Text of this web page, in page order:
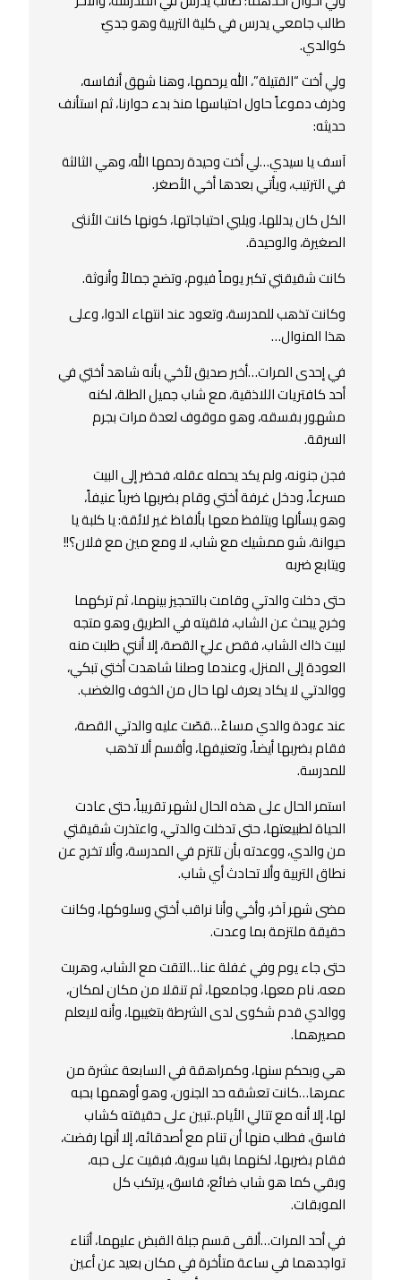
طالب جامعي يدرس في كلية التربية وهو جديّ
كوالدي.
ولي أخت “القتيلة”، الله يرحمها، وهنا شهق أنفاسه،
وذرف دموعاً حاول احتباسها منذ بدء حوارنا، ثم استأنف
حديثه:
آسف يا سيدي…لي أخت وحيدة رحمها الله، وهي الثالثة
في الترتيب، ويأتي بعدها أخي الأصغر.
الكل كان يدللها، ويلبي احتياجاتها، كونها كانت الأنثى
الصغيرة، والوحيدة.
كانت شقيقتي تكبر يوماً فيوم، وتضج جمالاً وأنوثة.
وكانت تذهب للمدرسة، وتعود عند انتهاء الدوا، وعلى
هذا المنوال…
في إحدى المرات…أخبر صديق لأخي بأنه شاهد أختي في
أحد كافتريات اللاذقية، مع شاب جميل الطلة، لكنه
مشهور بفسقه، وهو موقوف لعدة مرات بجرم
السرقة.
فجن جنونه، ولم يكد يحمله عقله، فحضر إلى البيت
مسرعاً، ودخل غرفة أختي وقام بضربها ضرباً عنيفاً،
وهو يسألها ويتلفظ معها بألفاظ غير لائقة: يا كلبة يا
حيوانة، شو ممشيك مع شاب، لا ومع مين مع فلان؟!!
ويتابع ضربه
حتى دخلت والدتي وقامت بالتحجيز بينهما، ثم تركهما
وخرج يبحث عن الشاب، فلقيته في الطريق وهو متجه
لبيت ذاك الشاب، فقص عليّ القصة، إلا أنني طلبت منه
العودة إلى المنزل، وعندما وصلنا شاهدت أختي تبكي،
ووالدتي لا يكاد يعرف لها حال من الخوف والغضب.
عند عودة والدي مساءً…قصّت عليه والدتي القصة،
فقام بضربها أيضاً، وتعنيفها، وأقسم ألا تذهب
للمدرسة.
استمر الحال على هذه الحال لشهر تقريباً، حتى عادت
الحياة لطبيعتها، حتى تدخلت والدتي، واعتذرت شقيقتي
من والدي، ووعدته بأن تلتزم في المدرسة، وألا تخرج عن
نطاق التربية وألا تحادث أي شاب.
مضى شهر آخر، وأخي وأنا نراقب أختي وسلوكها، وكانت
حقيقة ملتزمة بما وعدت.
حتى جاء يوم وفي غفلة عنا…التقت مع الشاب، وهربت
معه، نام معها، وجامعها، ثم تنقلا من مكان لمكان،
ووالدي قدم شكوى لدى الشرطة بتغيبها، وأنه لايعلم
مصيرهما.
هي وبحكم سنها، وكمراهقة في السابعة عشرة من
عمرها…كانت تعشقه حد الجنون، وهو أوهمها بحبه
لها، إلا أنه مع تتالي الأيام..تبين على حقيقته كشاب
فاسق، فطلب منها أن تنام مع أصدقائه، إلا أنها رفضت،
فقام بضربها، لكنهما بقيا سوية، فبقيت على حبه،
وبقي كما هو شاب ضائع، فاسق، يرتكب كل
الموبقات.
في أحد المرات…ألقى قسم جبلة القبض عليهما، أثناء
تواجدهما في ساعة متأخرة في مكان بعيد عن أعين